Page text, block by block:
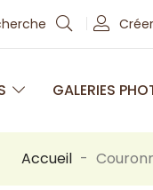
GALERIES
Accueil